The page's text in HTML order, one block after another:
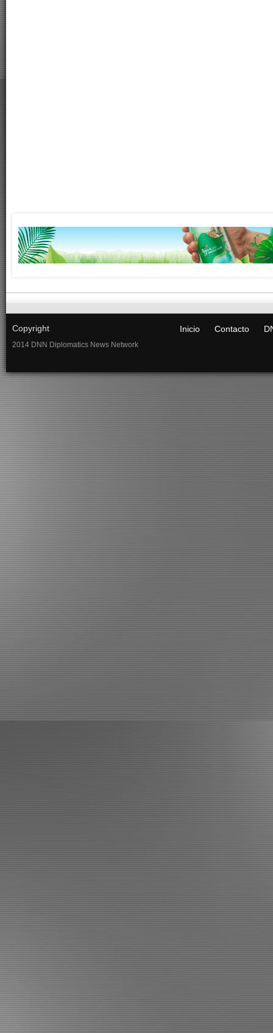
Copyright
2014 DNN Diplomatics News Network
Inicio Contacto